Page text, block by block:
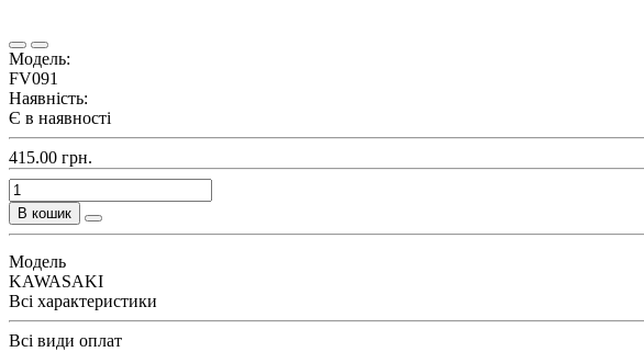
Модель:
FV091
Наявність:
Є в наявності
415.00 грн.
В кошик
Модель
KAWASAKI
Всі характеристики
Всі види оплат